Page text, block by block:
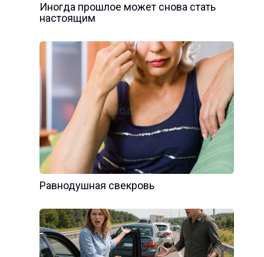
Иногда прошлое может снова стать
настоящим
Равнодушная свекровь